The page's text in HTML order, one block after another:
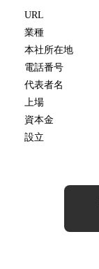
URL
業種
本社所在地
電話番号
代表者名
上場
資本金
設立